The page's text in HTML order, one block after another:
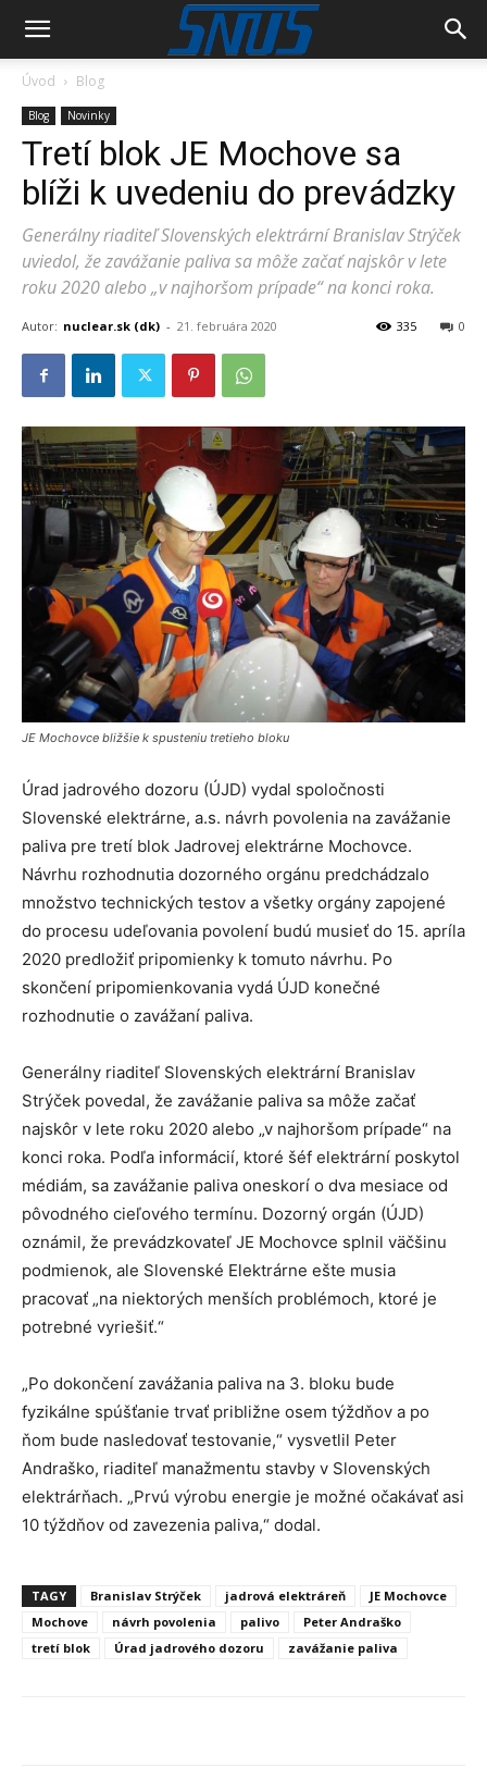
Úvod Blog
Blog Novinky
Tretí blok JE Mochove sa
blíži k uvedeniu do prevádzky
Generálny riaditeľ Slovenských elektrární Branislav Strýček
uviedol, že zavážanie paliva sa môže začať najskôr v lete
roku 2020 alebo „v najhoršom prípade“ na konci roka.
Autor: nuclear.sk (dk) - 21. februára 2020 0
335
JE Mochovce bližšie k spusteniu tretieho bloku
Úrad jadrového dozoru (ÚJD) vydal spoločnosti
Slovenské elektrárne, a.s. návrh povolenia na zavážanie
paliva pre tretí blok Jadrovej elektrárne Mochovce.
Návrhu rozhodnutia dozorného orgánu predchádzalo
množstvo technických testov a všetky orgány zapojené
do procesu udeľovania povolení budú musieť do 15. apríla
2020 predložiť pripomienky k tomuto návrhu. Po
skončení pripomienkovania vydá ÚJD konečné
rozhodnutie o zavážaní paliva.
Generálny riaditeľ Slovenských elektrární Branislav
Strýček povedal, že zavážanie paliva sa môže začať
najskôr v lete roku 2020 alebo „v najhoršom prípade“ na
konci roka. Podľa informácií, ktoré šéf elektrární poskytol
médiám, sa zavážanie paliva oneskorí o dva mesiace od
pôvodného cieľového termínu. Dozorný orgán (ÚJD)
oznámil, že prevádzkovateľ JE Mochovce splnil väčšinu
podmienok, ale Slovenské Elektrárne ešte musia
pracovať „na niektorých menších problémoch, ktoré je
potrebné vyriešiť.“
„Po dokončení zavážania paliva na 3. bloku bude
fyzikálne spúšťanie trvať približne osem týždňov a po
ňom bude nasledovať testovanie,“ vysvetlil Peter
Andraško, riaditeľ manažmentu stavby v Slovenských
elektrárňach. „Prvú výrobu energie je možné očakávať asi
10 týždňov od zavezenia paliva,“ dodal.
TAGY Branislav Strýček jadrová elektráreň
JE Mochovce
Mochove
návrh povolenia palivo
Peter Andraško
tretí blok
Úrad jadrového dozoru zavážanie paliva